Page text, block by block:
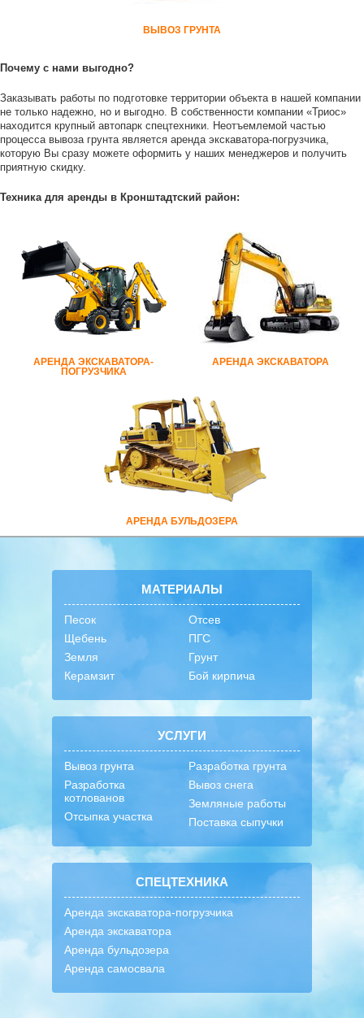
ВЫВОЗ ГРУНТА
Почему с нами выгодно?
Заказывать работы по подготовке территории объекта в нашей компании
не только надежно, но и выгодно. В собственности компании «Триос»
находится крупный автопарк спецтехники. Неотъемлемой частью
процесса вывоза грунта является аренда экскаватора-погрузчика,
которую Вы сразу можете оформить у наших менеджеров и получить
приятную скидку.
Техника для аренды в Кронштадтский район:
АРЕНДА ЭКСКАВАТОРА-
ПОГРУЗЧИКА
АРЕНДА ЭКСКАВАТОРА
АРЕНДА БУЛЬДОЗЕРА
МАТЕРИАЛЫ
Песок
Щебень
Земля
Керамзит
Отсев
ПГС
Грунт
Бой кирпича
УСЛУГИ
Вывоз грунта
Разработка
котлованов
Отсыпка участка
Разработка грунта
Вывоз снега
Земляные работы
Поставка сыпучки
СПЕЦТЕХНИКА
Аренда экскаватора-погрузчика
Аренда экскаватора
Аренда бульдозера
Аренда самосвала